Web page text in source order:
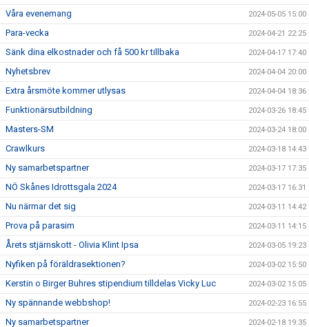
Våra evenemang 2024-05-05 15:00
Para-vecka 2024-04-21 22:25
Sänk dina elkostnader och få 500 kr tillbaka 2024-04-17 17:40
Nyhetsbrev 2024-04-04 20:00
Extra årsmöte kommer utlysas 2024-04-04 18:36
Funktionärsutbildning 2024-03-26 18:45
Masters-SM 2024-03-24 18:00
Crawlkurs 2024-03-18 14:43
Ny samarbetspartner 2024-03-17 17:35
NÖ Skånes Idrottsgala 2024 2024-03-17 16:31
Nu närmar det sig 2024-03-11 14:42
Prova på parasim 2024-03-11 14:15
Årets stjärnskott - Olivia Klint Ipsa 2024-03-05 19:23
Nyfiken på föräldrasektionen? 2024-03-02 15:50
Kerstin o Birger Buhres stipendium tilldelas Vicky Luc 2024-03-02 15:05
Ny spännande webbshop! 2024-02-23 16:55
Ny samarbetspartner 2024-02-18 19:35